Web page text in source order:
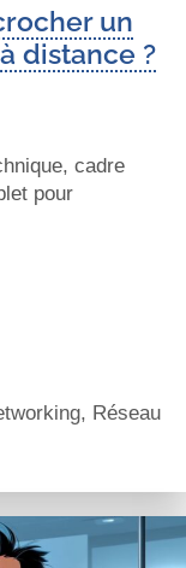
un
distance ?
cadre
pour
, Réseau